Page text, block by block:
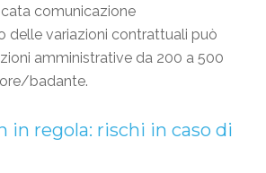
comunicazione
delle variazioni contrattuali può
amministrative da 200 a 500
badante.
in regola: rischi in caso di